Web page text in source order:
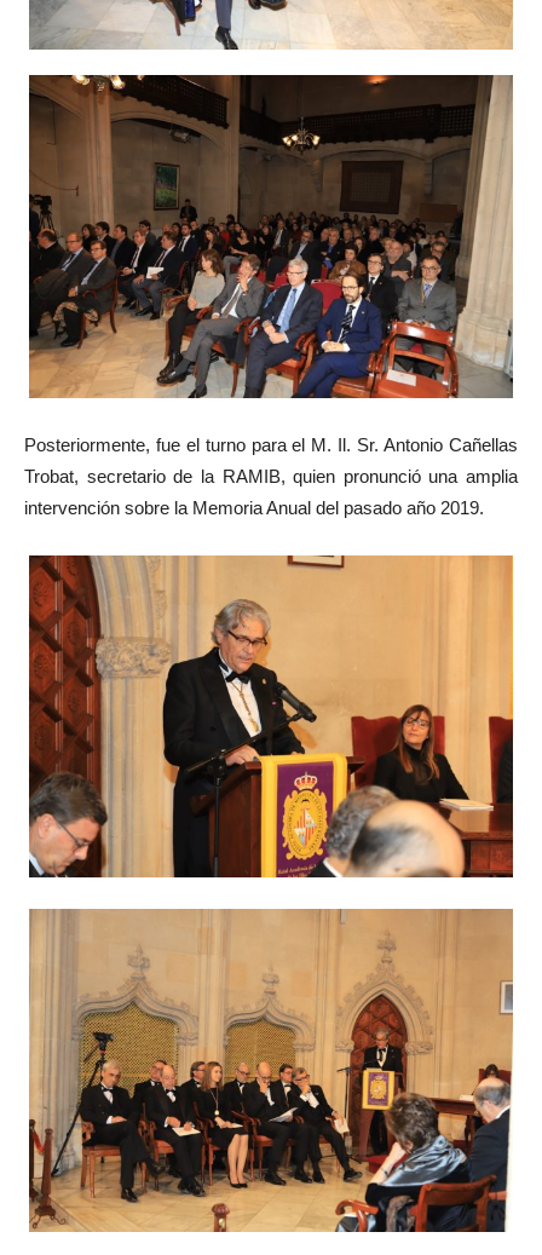
Posteriormente, fue el turno para el M. Il. Sr. Antonio Cañellas
Trobat, secretario de la RAMIB, quien pronunció una amplia
intervención sobre la Memoria Anual del pasado año 2019.